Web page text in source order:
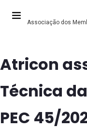
Associação dos
Atricon
Técnica
PEC 45/